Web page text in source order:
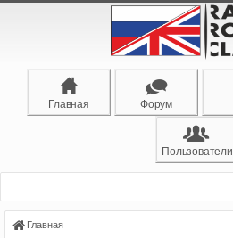
Главная Форум
Пользователи
Главная